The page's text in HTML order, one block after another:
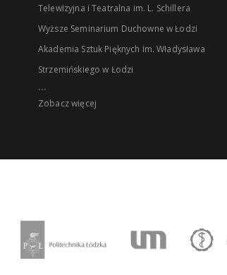
Telewizyjna i Teatralna im. L. Schillera
Wyższe Seminarium Duchowne w Łodzi
Akademia Sztuk Pięknych im. Władysława
Strzemińskiego w Łodzi
...
Zobacz więcej